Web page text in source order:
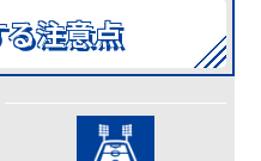
注意点